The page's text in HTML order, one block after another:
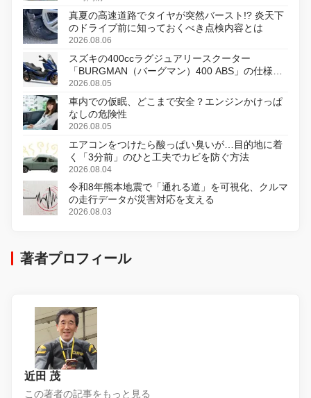
真夏の高速道路でタイヤが突然バースト!? 炎天下
のドライブ前に知っておくべき点検内容とは
2026.08.06
スズキの400ccラグジュアリースクーター
「BURGMAN（バーグマン）400 ABS」の仕様を
変更し、8月18日に発売
2026.08.05
車内での仮眠、どこまで安全？エンジンかけっぱ
なしの危険性
2026.08.05
エアコンをつけたら酸っぱい臭いが…目的地に着
く「3分前」のひと工夫でカビを防ぐ方法
2026.08.04
令和8年熊本地震で「通れる道」を可視化、クルマ
の走行データが災害対応を支える
2026.08.03
著者プロフィール
近田 茂
この著者の記事をもっと見る